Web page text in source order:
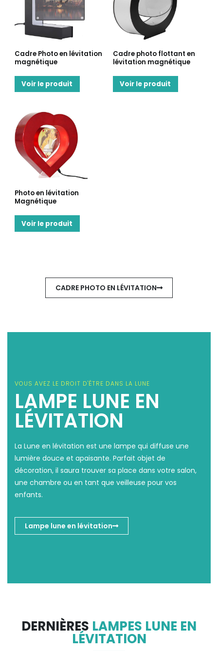
Cadre Photo en lévitation
magnétique
Voir le produit
Cadre photo flottant en
lévitation magnétique
Voir le produit
Photo en lévitation
Magnétique
Voir le produit
CADRE PHOTO EN LÉVITATION
VOUS AVEZ LE DROIT D'ÊTRE DANS LA LUNE
LAMPE LUNE EN
LÉVITATION
La Lune en lévitation est une lampe qui diffuse une
lumière douce et apaisante. Parfait objet de
décoration, il saura trouver sa place dans votre salon,
une chambre ou en tant que veilleuse pour vos
enfants.​
Lampe lune en lévitation
DERNIÈRES LAMPES LUNE EN
LÉVITATION